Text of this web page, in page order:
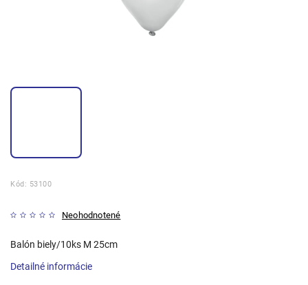
Kód: 53100
Neohodnotené
Balón biely/10ks M 25cm
Detailné informácie